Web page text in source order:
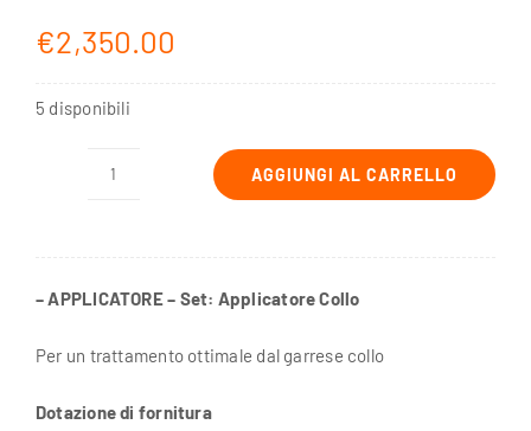
€2,350.00
5 disponibili
quantità
AGGIUNGI AL CARRELLO
– APPLICATORE – Set: Applicatore Collo
Per un trattamento ottimale dal garrese collo
Dotazione di fornitura